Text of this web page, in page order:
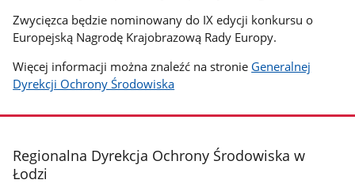
Zwycięzca będzie nominowany do IX edycji konkursu o
Europejską Nagrodę Krajobrazową Rady Europy.
Więcej informacji można znaleźć na stronie Generalnej
Dyrekcji Ochrony Środowiska
stopka
Regionalna Dyrekcja Ochrony Środowiska w
Łodzi